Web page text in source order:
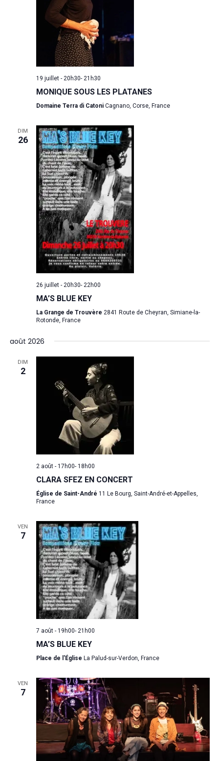
19 juillet - 20h30- 21h30
MONIQUE SOUS LES PLATANES
Domaine Terra di Catoni Cagnano, Corse, France
DIM
26
26 juillet - 20h30- 22h00
MA’S BLUE KEY
La Grange de Trouvère 2841 Route de Cheyran, Simiane-la-
Rotonde, France
août 2026
DIM
2
2 août - 17h00- 18h00
CLARA SFEZ EN CONCERT
Église de Saint-André 11 Le Bourg, Saint-André-et-Appelles,
France
VEN
7
7 août - 19h00- 21h00
MA’S BLUE KEY
Place de l'Église La Palud-sur-Verdon, France
VEN
7
Actualités
Archives
Agenda
Adhérer
WOW LOOK AT THIS!
This is an optional,
ABOUT SALIENT
The Castle
Unit 345
2500 Castle Dr
Manhattan, NY
E: